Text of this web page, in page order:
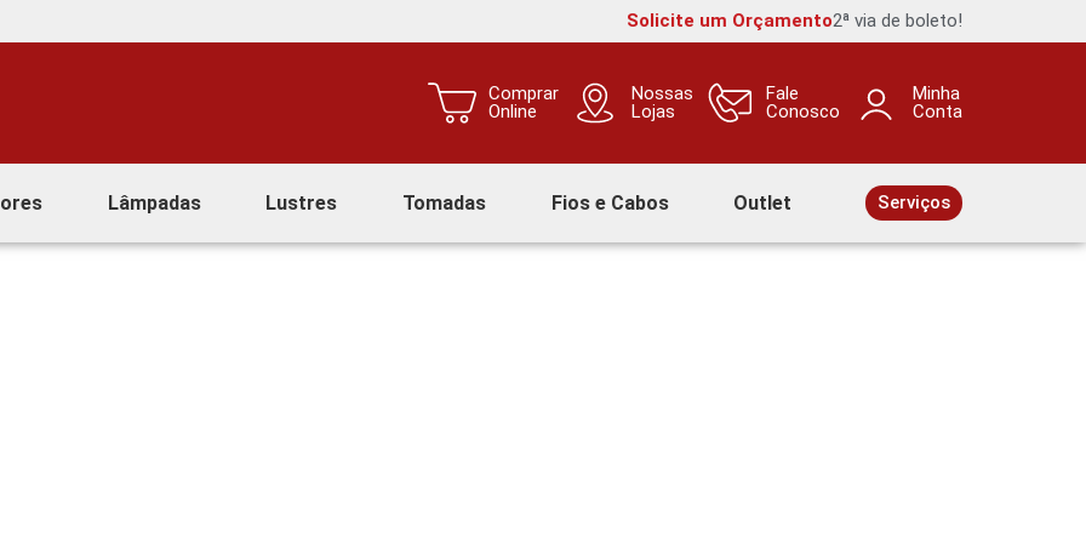
Solicite um Orçamento2ª via de boleto!
Comprar
Online
Nossas
Lojas
Fale
Conosco
Minha
Conta
Lâmpadas Lustres Tomadas Fios e Cabos Outlet Serviços